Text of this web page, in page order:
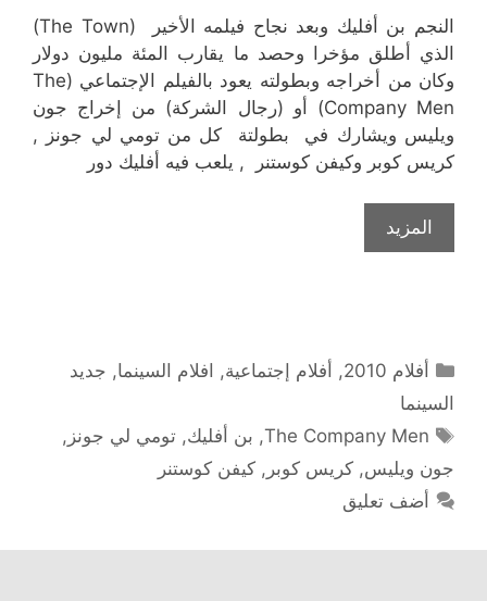
النجم بن أفليك وبعد نجاح فيلمه الأخير (The Town)
الذي أطلق مؤخرا وحصد ما يقارب المئة مليون دولار
وكان من أخراجه وبطولته يعود بالفيلم الإجتماعي (The
Company Men) أو (رجال الشركة) من إخراج جون
ويليس ويشارك في بطولتة كل من تومي لي جونز ,
كريس كوبر وكيفن كوستنر , يلعب فيه أفليك دور
المزيد
التصنيفات
أفلام 2010 , أفلام إجتماعية, افلام السينما, جديد
السينما
الوسوم
The Company Men
, بن أفليك,تومي لي جونز ,
جون ويليس, كريس كوبر , كيفن كوستنر
أضف تعليق